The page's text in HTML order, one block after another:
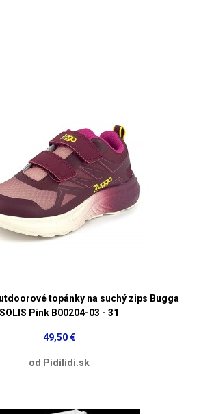
topánky na suchý zips Bugga
SOLIS Pink B00204-03 - 31
49,50 €
od Pidilidi.sk